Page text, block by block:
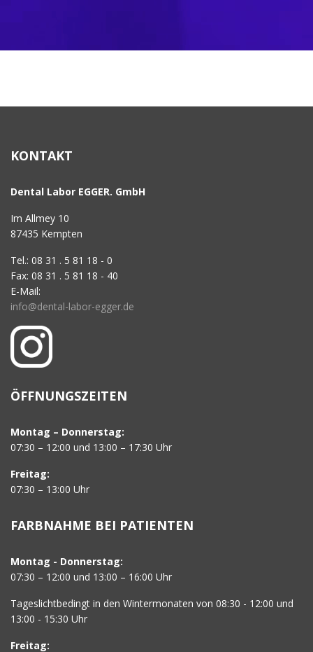
KONTAKT
Dental Labor EGGER. GmbH
Im Allmey 10
87435 Kempten
Tel.: 08 31 . 5 81 18 - 0
Fax: 08 31 . 5 81 18 - 40
E-Mail:
info@dental-labor-egger.de
ÖFFNUNGSZEITEN
Montag – Donnerstag:
07:30 – 12:00 und 13:00 – 17:30 Uhr
Freitag:
07:30 – 13:00 Uhr
FARBNAHME BEI PATIENTEN
Montag - Donnerstag:
07:30 – 12:00 und 13:00 – 16:00 Uhr
Tageslichtbedingt in den Wintermonaten von 08:30 - 12:00 und
13:00 - 15:30 Uhr
Freitag: